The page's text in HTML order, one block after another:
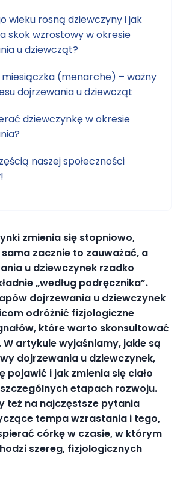
wieku rosną dziewczyny i jak
skok wzrostowy w okresie
u dziewcząt?
miesiączka (menarche) – ważny
dojrzewania u dziewcząt
dziewczynkę w okresie
naszej społeczności
zmienia się stopniowo,
zacznie to zauważać, a
u dziewczynek rzadko
„według podręcznika”.
dojrzewania u dziewczynek
odróżnić fizjologiczne
które warto skonsultować
artykule wyjaśniamy, jakie są
dojrzewania u dziewczynek,
pojawić i jak zmienia się ciało
etapach rozwoju.
też na najczęstsze pytania
tempa wzrastania i tego,
córkę w czasie, w którym
szereg, fizjologicznych